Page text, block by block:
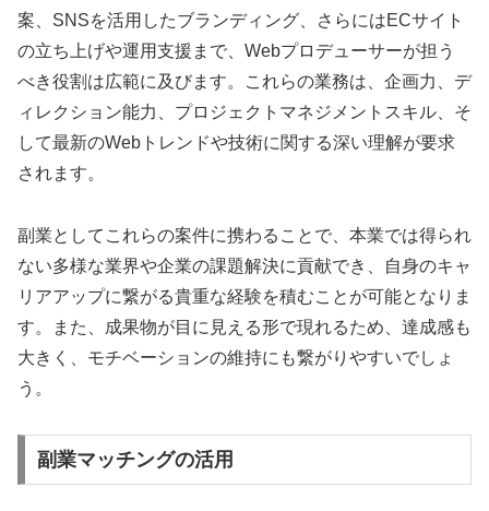
案、SNSを活用したブランディング、さらにはECサイト
の立ち上げや運用支援まで、Webプロデューサーが担う
べき役割は広範に及びます。これらの業務は、企画力、デ
ィレクション能力、プロジェクトマネジメントスキル、そ
して最新のWebトレンドや技術に関する深い理解が要求
されます。
副業としてこれらの案件に携わることで、本業では得られ
ない多様な業界や企業の課題解決に貢献でき、自身のキャ
リアアップに繋がる貴重な経験を積むことが可能となりま
す。また、成果物が目に見える形で現れるため、達成感も
大きく、モチベーションの維持にも繋がりやすいでしょ
う。
副業マッチングの活用